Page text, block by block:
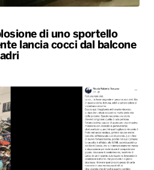
di uno sportello
lancia cocci dal balcone